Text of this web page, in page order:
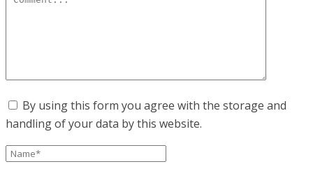
By using this form you agree with the storage and
handling of your data by this website.